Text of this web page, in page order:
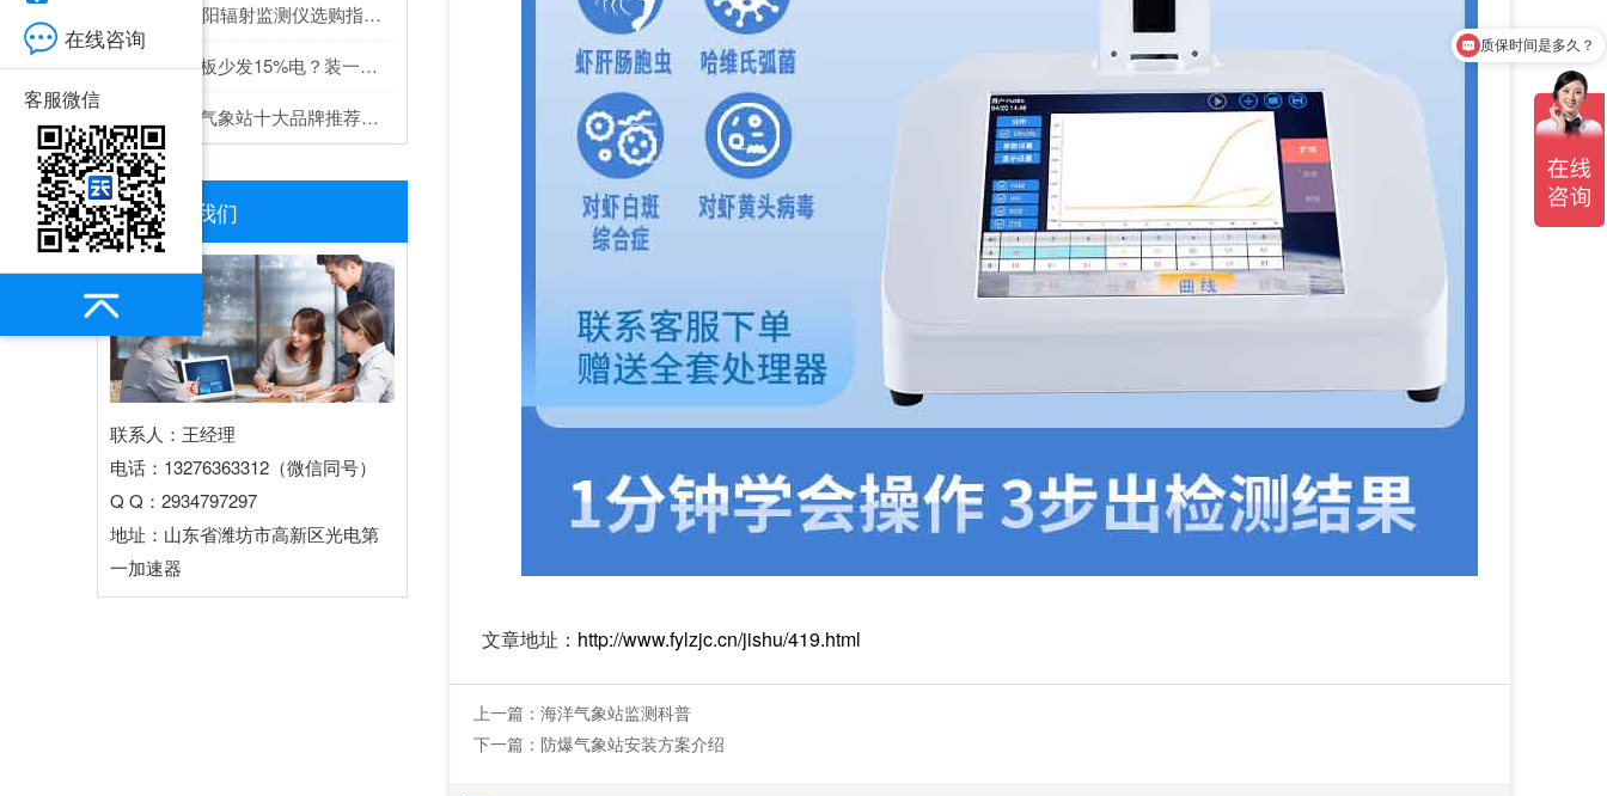
2026太阳辐射监测仪选购指南与推荐，实测靠谱！
灰尘遮板少发15%电？装一台光伏灰尘检测仪，提升发电效率，清洗成本省20%
超声波气象站十大品牌推荐榜单（2026高精度气象监测TOP10）
联系我们
联系人：王经理
电话：13276363312（微信同号）
Q Q：2934797297
地址：山东省潍坊市高新区光电第
一加速器
文章地址： http://www.fylzjc.cn/jishu/419.html
上一篇：海洋气象站监测科普
下一篇： 防爆气象站安装方案介绍
在线咨询
客服微信
质保时间是多久？